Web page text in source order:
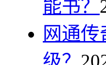
能书？
网通
级？